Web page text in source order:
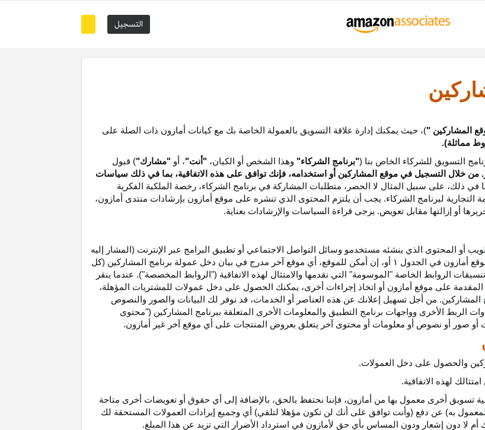
التسجيل
المشاركين ")، حيث يمكنك إدارة علاقة التسويق بالعمولة الخاصة بك مع كيانات أمازون ذات الصلة على
مماثلة).
التسويق للشركاء الخاص بنا ("برنامج الشركاء" وهذا الشخص أو الكيان، "أنت"، أو "مشارك") قبول
من خلال التسجيل في موقع المشاركين أو استخدامه، فإنك توافق على هذه الاتفاقية، بما في ذلك سياسات
في ذلك، على سبيل المثال لا الحصر، متطلبات المشاركة في برنامج الشركاء، رخصة الملكية الفكرية
التجارية لبرنامج الشركاء. يجب أن يلتزم المحتوى الذي تنشره على موقع أمازون بإرشادات منتدى أمازون،
أو إزالتها مقابل تعويض. يرجى قراءة السياسات والإرشادات بعناية.
المحتوى الذي ينشئه مستخدمو وسائل التواصل الاجتماعي أو تطبيق البرامج عبر الإنترنت (المشار إليه
أمازون في الجدول ۱ أو، إن أمكن للموقع، أي موقع آخر مدرج في بيان دخل عمولة برنامج المشاركين (كل
الروابط الخاصة "الموسومة" التي نقدمها والامتثال لهذه الاتفاقية ("الروابط المخصصة"). عندما ينقر
على موقع أمازون أو اتخاذ إجراءات أخرى، يمكنك الحصول على دخل عمولات للمشتريات
المؤهلة،
من أجل تسهيل إعلانك عن هذه العناصر أو
الخدمات، قد نوفر لك البيانات والصور والنصوص
الربط الأخرى وواجهات برنامج التطبيق والمعلومات الأخرى المتعلقة ببرنامج المشاركين ("محتوى
أو صور أو نصوص أو معلومات أو محتوى آخر يتعلق بعروض المنتجات على أي موقع آخر غير أمازون.
والحصول على دخل العمولات.
لهذه الاتفاقية.
تسويق أخرى معمول بها من أمازون، فإننا نحتفظ بالحق، بالإضافة إلى أي حقوق أو تعويضات أخرى متاحة
به) عن دفع (وأنت توافق على أنك لن تكون مؤهلا لتلقي) أي وجميع إيرادات العمولات المستحقة لك
أم لا دون إشعار ودون المساس بأي حق لأمازون في استرداد الأضرار التي تزيد عن هذا المبلغ.